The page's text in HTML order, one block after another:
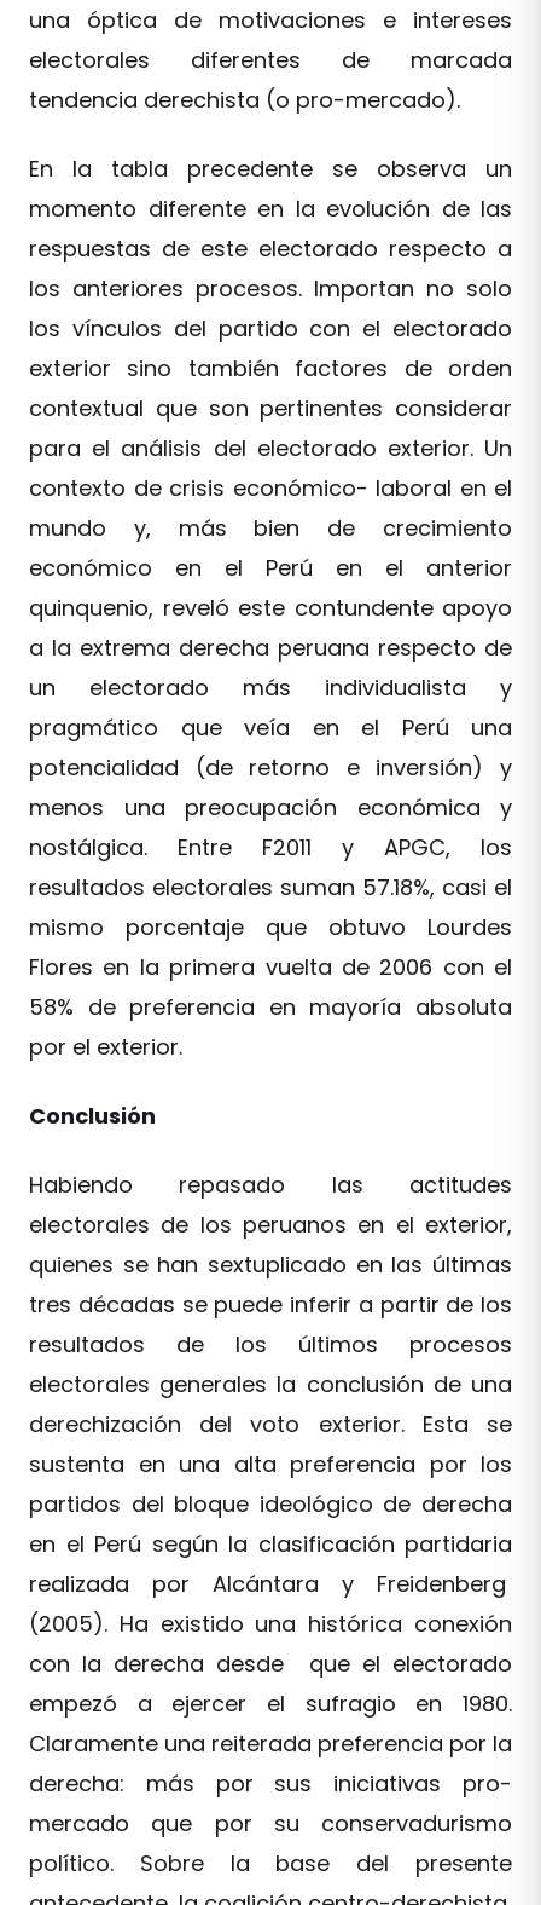
una óptica de motivaciones e intereses
electorales diferentes de marcada
tendencia derechista (o pro-mercado).
En la tabla precedente se observa un
momento diferente en la evolución de las
respuestas de este electorado respecto a
los anteriores procesos. Importan no solo
los vínculos del partido con el electorado
exterior sino también factores de orden
contextual que son pertinentes considerar
para el análisis del electorado exterior. Un
contexto de crisis económico- laboral en el
mundo y, más bien de crecimiento
económico en el Perú en el anterior
quinquenio, reveló este contundente apoyo
a la extrema derecha peruana respecto de
un electorado más individualista y
pragmático que veía en el Perú una
potencialidad (de retorno e inversión) y
menos una preocupación económica y
nostálgica. Entre F2011 y APGC, los
resultados electorales suman 57.18%, casi el
mismo porcentaje que obtuvo Lourdes
Flores en la primera vuelta de 2006 con el
58% de preferencia en mayoría absoluta
por el exterior.
Conclusión
Habiendo repasado las actitudes
electorales de los peruanos en el exterior,
quienes se han sextuplicado en las últimas
tres décadas se puede inferir a partir de los
resultados de los últimos procesos
electorales generales la conclusión de una
derechización del voto exterior. Esta se
sustenta en una alta preferencia por los
partidos del bloque ideológico de derecha
en el Perú según la clasificación partidaria
realizada por Alcántara y Freidenberg
(2005). Ha existido una histórica conexión
con la derecha desde que el electorado
empezó a ejercer el sufragio en 1980.
Claramente una reiterada preferencia por la
derecha: más por sus iniciativas pro-
mercado que por su conservadurismo
político. Sobre la base del presente